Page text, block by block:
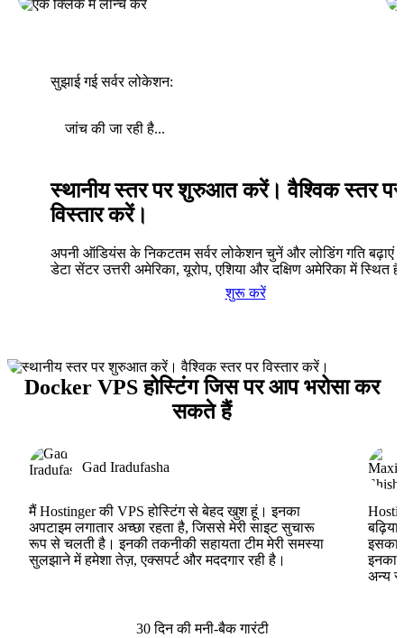
सुझाई गई सर्वर लोकेशन:
जांच की जा रही है...
स्थानीय स्तर पर शुरुआत करें। वैश्विक स्तर पर
विस्तार करें।
अपनी ऑडियंस के निकटतम सर्वर लोकेशन चुनें और लोडिंग गति बढ़ाएं।
डेटा सेंटर उत्तरी अमेरिका, यूरोप, एशिया और दक्षिण अमेरिका में स्थित
शुरू करें
Docker VPS होस्टिंग जिस पर आप भरोसा कर
सकते हैं
Gad Iradufasha
मैं Hostinger की VPS होस्टिंग से बेहद खुश हूं। इनका
अपटाइम लगातार अच्छा रहता है, जिससे मेरी साइट सुचारू
रूप से चलती है। इनकी तकनीकी सहायता टीम मेरी समस्या
सुलझाने में हमेशा तेज़, एक्सपर्ट और मददगार रही है।
इसका
इनका
अन्य
30 दिन की मनी-बैक गारंटी